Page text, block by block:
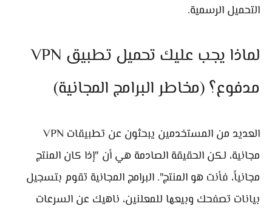
التحميل الرسمية.
لماذا يجب عليك تحميل تطبيق VPN
مدفوع؟ (مخاطر البرامج المجانية)
العديد من المستخدمين يبحثون عن تطبيقات VPN
مجانية، لكن الحقيقة الصادمة هي أن "إذا كان المنتج
مجانياً، فأنت هو المنتج". البرامج المجانية تقوم بتسجيل
بيانات تصفحك وبيعها للمعلنين، ناهيك عن السرعات